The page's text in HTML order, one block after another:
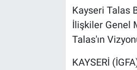
Kayseri Talas
İlişkiler Genel
Talas'ın
KAYSERİ